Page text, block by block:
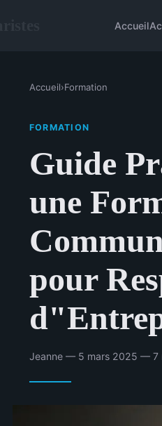
Accueil
Accueil›Formation
FORMATION
Guide
une
pour
Jeanne — 5 mars 2025 — 7